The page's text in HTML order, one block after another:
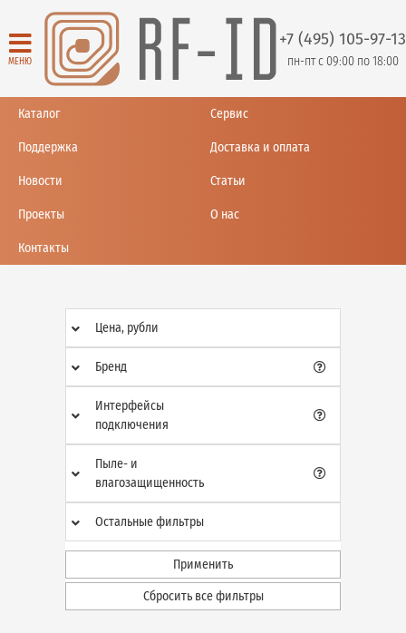
МЕНЮ
+7 (495) 105-97-13
пн-пт с 09:00 по 18:00
Каталог Сервис
Поддержка Доставка и оплата
Новости Статьи
Проекты О нас
Контакты
Цена, рубли
Бренд
Интерфейсы
подключения
Пыле- и
влагозащищенность
Остальные фильтры
Применить
Сбросить все фильтры